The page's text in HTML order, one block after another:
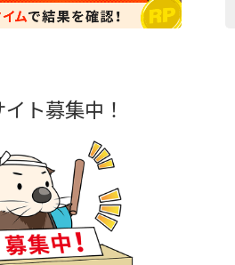
ト募集中！